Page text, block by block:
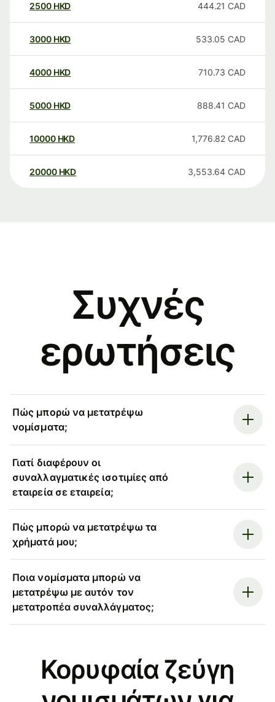
2500 HKD 444.21 CAD
3000 HKD 533.05 CAD
4000 HKD 710.73 CAD
5000 HKD 888.41 CAD
10000 HKD 1,776.82 CAD
20000 HKD 3,553.64 CAD
Συχνές
ερωτήσεις
Πώς μπορώ να μετατρέψω
νομίσματα;
Γιατί διαφέρουν οι
συναλλαγματικές ισοτιμίες από
εταιρεία σε εταιρεία;
Πώς μπορώ να μετατρέψω τα
χρήματά μου;
Ποια νομίσματα μπορώ να
μετατρέψω με αυτόν τον
μετατροπέα συναλλάγματος;
Κορυφαία ζεύγη